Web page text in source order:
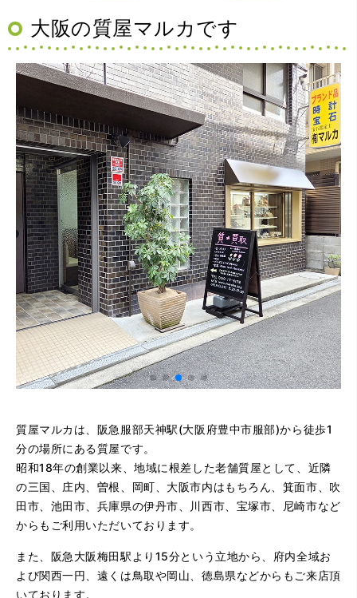
大阪の質屋マルカです
質屋マルカは、阪急服部天神駅(大阪府豊中市服部)から徒歩1
分の場所にある質屋です。
昭和18年の創業以来、地域に根差した老舗質屋として、近隣
の三国、庄内、曽根、岡町、大阪市内はもちろん、箕面市、吹
田市、池田市、兵庫県の伊丹市、川西市、宝塚市、尼崎市など
からもご利用いただいております。
また、阪急大阪梅田駅より15分という立地から、府内全域お
よび関西一円、遠くは鳥取や岡山、徳島県などからもご来店頂
いております。